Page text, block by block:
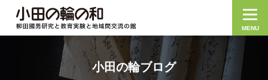
MENU
小田の輪ブログ